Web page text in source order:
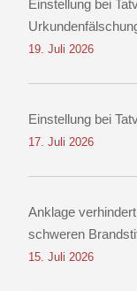
Einstellung bei
19. Juli 2026
Einstellung bei
17. Juli 2026
Anklage
schweren
15. Juli 2026